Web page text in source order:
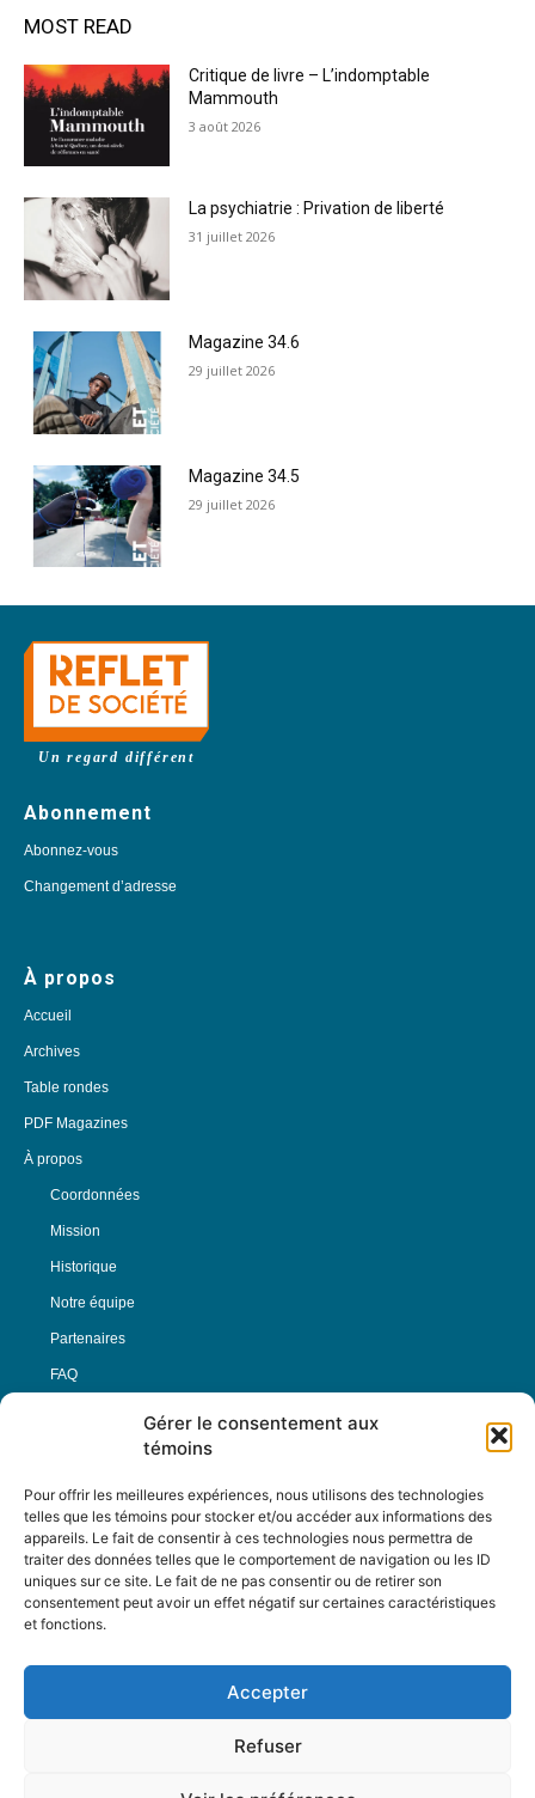
Gérer le consentement aux
témoins
Pour offrir les meilleures expériences, nous utilisons des technologies
telles que les témoins pour stocker et/ou accéder aux informations des
appareils. Le fait de consentir à ces technologies nous permettra de
traiter des données telles que le comportement de navigation ou les ID
uniques sur ce site. Le fait de ne pas consentir ou de retirer son
consentement peut avoir un effet négatif sur certaines caractéristiques
et fonctions.
Accepter
Refuser
MOST READ
Critique de livre – L’indomptable
Mammouth
3 août 2026
La psychiatrie : Privation de liberté
31 juillet 2026
Magazine 34.6
29 juillet 2026
Magazine 34.5
29 juillet 2026
Un regard différent
Abonnement
Abonnez-vous
Changement d’adresse
À propos
Accueil
Archives
Table rondes
PDF Magazines
À propos
Coordonnées
Mission
Historique
Notre équipe
Partenaires
FAQ
Nous Suivre
Contactez-nous :
12-3894 rue Sainte-Catherine Est,